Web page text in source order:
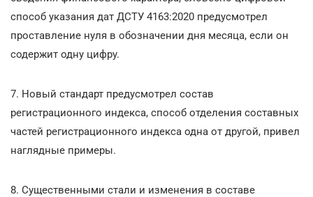
способ указания дат ДСТУ 4163:2020 предусмотрел
проставление нуля в обозначении дня месяца, если он
содержит одну цифру.
7. Новый стандарт предусмотрел состав
регистрационного индекса, способ отделения составных
частей регистрационного индекса одна от другой, привел
наглядные примеры.
8. Существенными стали и изменения в составе